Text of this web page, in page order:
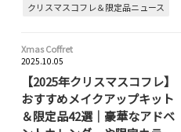
クリスマスコフレ＆限定品ニュース
Xmas Coffret
2025.10.05
【2025年クリスマスコフレ】
おすすめメイクアップキット
＆限定品42選｜豪華なアドベ